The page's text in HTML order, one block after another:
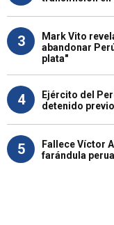
3
Mark Vito
abandonar
plata"
4
Ejército del
detenido
5
Fallece Víctor
farándula